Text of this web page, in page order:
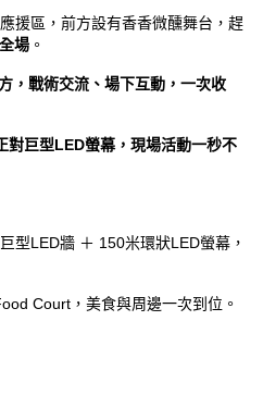
援區，前方設有香香微醺舞台，趕
場 。
，戰術交流、場下互動，一次收
對巨型LED螢幕，現場活動一秒不
型LED牆 ＋ 150米環狀LED螢幕，
Court，美食與周邊一次到位。